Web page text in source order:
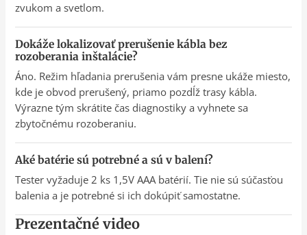
zvukom a svetlom.
Dokáže lokalizovať prerušenie kábla bez
rozoberania inštalácie?
Áno. Režim hľadania prerušenia vám presne ukáže miesto,
kde je obvod prerušený, priamo pozdĺž trasy kábla.
Výrazne tým skrátite čas diagnostiky a vyhnete sa
zbytočnému rozoberaniu.
Aké batérie sú potrebné a sú v balení?
Tester vyžaduje 2 ks 1,5V AAA batérií. Tie nie sú súčasťou
balenia a je potrebné si ich dokúpiť samostatne.
Prezentačné video